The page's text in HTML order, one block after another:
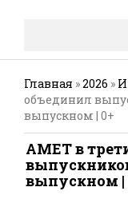
Главная »2026 »
объединил
выпускном | 0+
АМЕТ в
выпускном |